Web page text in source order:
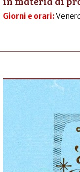
Giorni e orari: